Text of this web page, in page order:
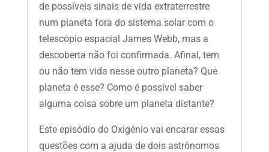
de possíveis sinais de vida extraterrestre
num planeta fora do sistema solar com o
telescópio espacial James Webb, mas a
descoberta não foi confirmada. Afinal, tem
ou não tem vida nesse outro planeta? Que
planeta é esse? Como é possível saber
alguma coisa sobre um planeta distante?
Este episódio do Oxigênio vai encarar essas
questões com a ajuda de dois astrônomos